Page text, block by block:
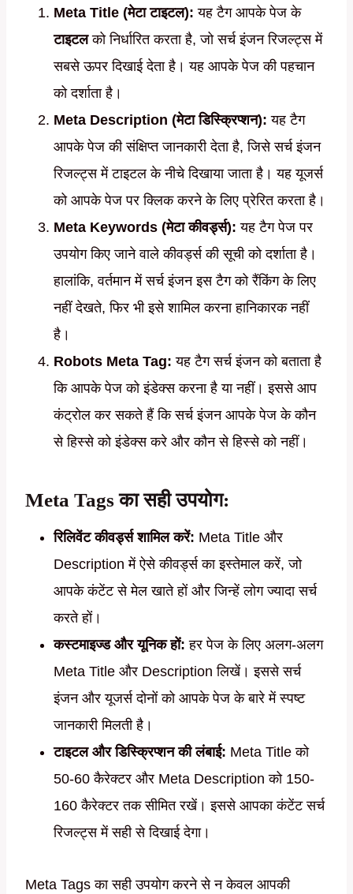
Meta Title (मेटा टाइटल): यह टैग आपके पेज के
टाइटलको निर्धारित करता है, जो सर्च इंजन रिजल्ट्स में
सबसे ऊपर दिखाई देता है। यह आपके पेज की पहचान
को दर्शाता है।
Meta Description (मेटा डिस्क्रिप्शन): यह टैग
आपके पेज की संक्षिप्त जानकारी देता है, जिसे सर्च इंजन
रिजल्ट्स में टाइटल के नीचे दिखाया जाता है। यह यूजर्स
को आपके पेज पर क्लिक करने के लिए प्रेरित करता है।
Meta Keywords (मेटा कीवर्ड्स): यह टैग पेज पर
उपयोग किए जाने वाले कीवर्ड्स की सूची को दर्शाता है।
हालांकि, वर्तमान में सर्च इंजन इस टैग को रैंकिंग के लिए
नहीं देखते, फिर भी इसे शामिल करना हानिकारक नहीं
है।
Robots Meta Tag: यह टैग सर्च इंजन को बताता है
कि आपके पेज को इंडेक्स करना है या नहीं। इससे आप
कंट्रोल कर सकते हैं कि सर्च इंजन आपके पेज के कौन
से हिस्से को इंडेक्स करे और कौन से हिस्से को नहीं।
Meta Tags का सही उपयोग:
रिलिवेंट कीवर्ड्स शामिल करें: Meta Title और
Description में ऐसे कीवर्ड्स का इस्तेमाल करें, जो
आपके कंटेंट से मेल खाते हों और जिन्हें लोग ज्यादा सर्च
करते हों।
कस्टमाइज्ड और यूनिक हों: हर पेज के लिए अलग-अलग
Meta Title और Description लिखें। इससे सर्च
इंजन और यूजर्स दोनों को आपके पेज के बारे में स्पष्ट
जानकारी मिलती है।
टाइटल और डिस्क्रिप्शन की लंबाई: Meta Title को
50-60 कैरेक्टर और Meta Description को 150-
160 कैरेक्टर तक सीमित रखें। इससे आपका कंटेंट सर्च
रिजल्ट्स में सही से दिखाई देगा।
Meta Tags का सही उपयोग करने से न केवल आपकी